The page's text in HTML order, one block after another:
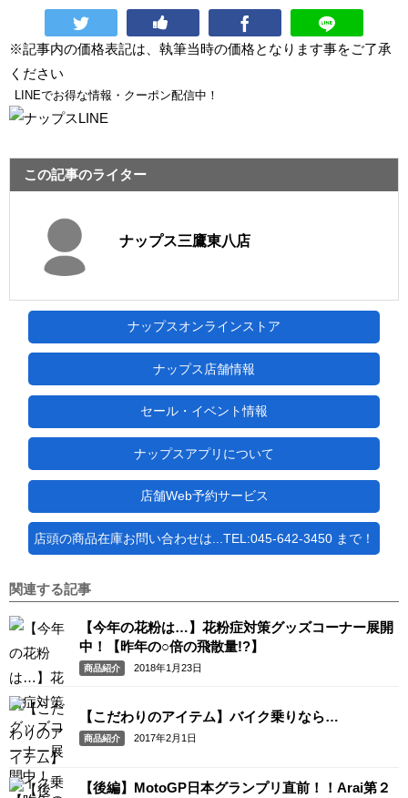
※記事内の価格表記は、執筆当時の価格となります事をご了承
ください
LINEでお得な情報・クーポン配信中！
この記事のライター
ナップス三鷹東八店
ナップスオンラインストア
ナップス店舗情報
セール・イベント情報
ナップスアプリについて
店舗Web予約サービス
店頭の商品在庫お問い合わせは...TEL:045-642-3450 まで！
関連する記事
【今年の花粉は…】花粉症対策グッズコーナー展開
中！【昨年の○倍の飛散量!?】
商品紹介 2018年1月23日
【こだわりのアイテム】バイク乗りなら…
商品紹介 2017年2月1日
【後編】MotoGP日本グランプリ直前！！Arai第２